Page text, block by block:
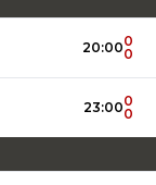
20:000
0
23:000
0